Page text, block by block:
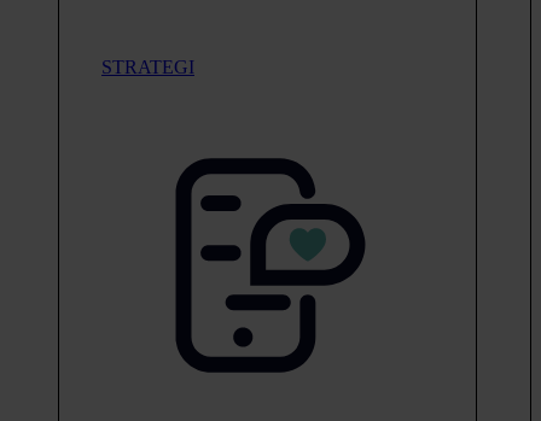
STRATEGI